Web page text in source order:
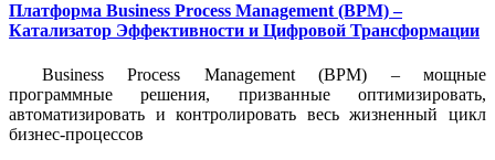
Платформа Business Process Management (BPM) –
Катализатор Эффективности и Цифровой Трансформации
Business Process Management (BPM) – мощные
программные решения, призванные оптимизировать,
автоматизировать и контролировать весь жизненный цикл
бизнес-процессов